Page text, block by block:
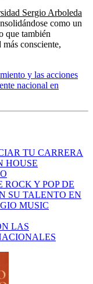
Sergio Arboleda
como un
que también
consciente,
y las acciones
nacional en
TU CARRERA
HOUSE
ROCK Y POP DE
SU TALENTO EN
MUSIC
LAS